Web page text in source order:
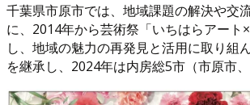
千葉県市原市では、地域課題の解決や交
に、2014年から芸術祭「いちはらアート
し、地域の魅力の再発見と活用に取り組
を継承し、2024年は内房総5市（市原市